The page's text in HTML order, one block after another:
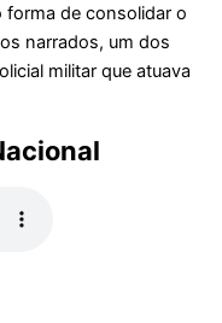
forma de consolidar o
narrados, um dos
militar que atuava